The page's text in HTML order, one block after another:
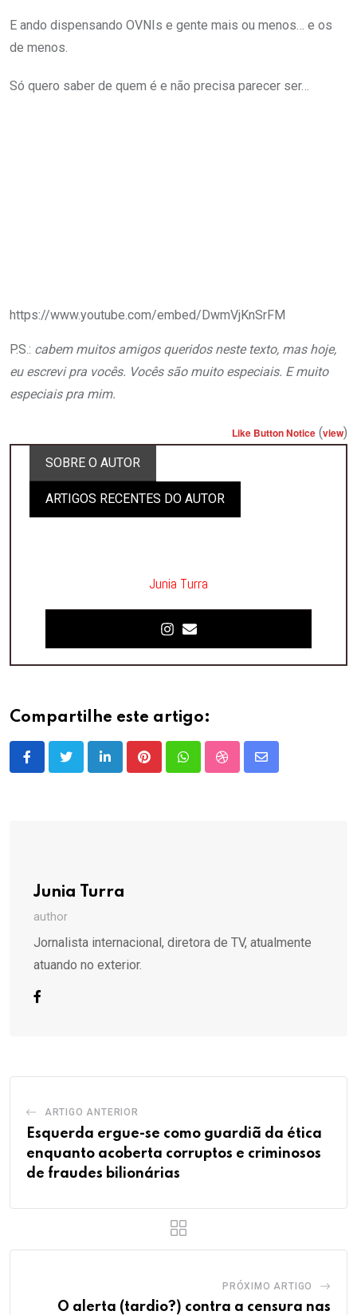
E ando dispensando OVNIs e gente mais ou menos… e os
de menos.
Só quero saber de quem é e não precisa parecer ser…
https://www.youtube.com/embed/DwmVjKnSrFM
P.S.: cabem muitos amigos queridos neste texto, mas hoje,
eu escrevi pra vocês. Vocês são muito especiais. E muito
especiais pra mim.
Like Button Notice (view)
SOBRE O AUTOR
ARTIGOS RECENTES DO AUTOR
Junia Turra
Compartilhe este artigo:
LinkedInPinterestWhatsappStumbleUpon
Share
Junia Turra
author
Jornalista internacional, diretora de TV, atualmente
atuando no exterior.
ARTIGO ANTERIOR
Esquerda ergue-se como guardiã da ética
enquanto acoberta corruptos e criminosos
de fraudes bilionárias
PRÓXIMO ARTIGO
O alerta (tardio?) contra a censura nas